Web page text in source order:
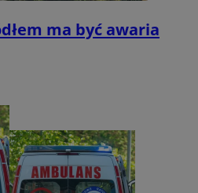
ma być awaria